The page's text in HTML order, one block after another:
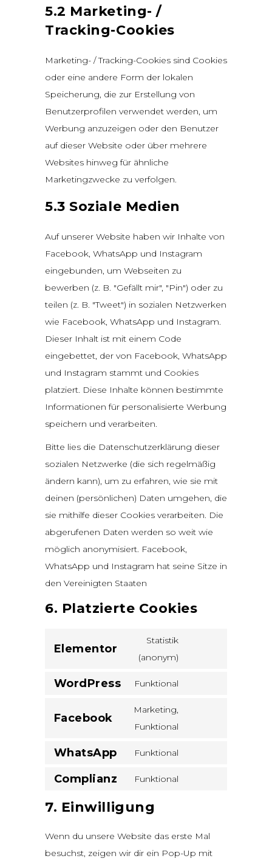
5.2 Marketing- /
Tracking-Cookies
Marketing- / Tracking-Cookies sind Cookies
oder eine andere Form der lokalen
Speicherung, die zur Erstellung von
Benutzerprofilen verwendet werden, um
Werbung anzuzeigen oder den Benutzer
auf dieser Website oder über mehrere
Websites hinweg für ähnliche
Marketingzwecke zu verfolgen.
5.3 Soziale Medien
Auf unserer Website haben wir Inhalte von
Facebook, WhatsApp und Instagram
eingebunden, um Webseiten zu
bewerben (z. B. "Gefällt mir", "Pin") oder zu
teilen (z. B. "Tweet") in sozialen Netzwerken
wie Facebook, WhatsApp und Instagram.
Dieser Inhalt ist mit einem Code
eingebettet, der von Facebook, WhatsApp
und Instagram stammt und Cookies
platziert. Diese Inhalte können bestimmte
Informationen für personalisierte Werbung
speichern und verarbeiten.
Bitte lies die Datenschutzerklärung dieser
sozialen Netzwerke (die sich regelmäßig
ändern kann), um zu erfahren, wie sie mit
deinen (persönlichen) Daten umgehen, die
sie mithilfe dieser Cookies verarbeiten. Die
abgerufenen Daten werden so weit wie
möglich anonymisiert. Facebook,
WhatsApp und Instagram hat seine Sitze in
den Vereinigten Staaten
6. Platzierte Cookies
Elementor
Statistik
(anonym)
WordPress Funktional
Facebook
Marketing,
Funktional
WhatsApp Funktional
Complianz Funktional
complianz
7. Einwilligung
Wenn du unsere Website das erste Mal
besuchst, zeigen wir dir ein Pop-Up mit